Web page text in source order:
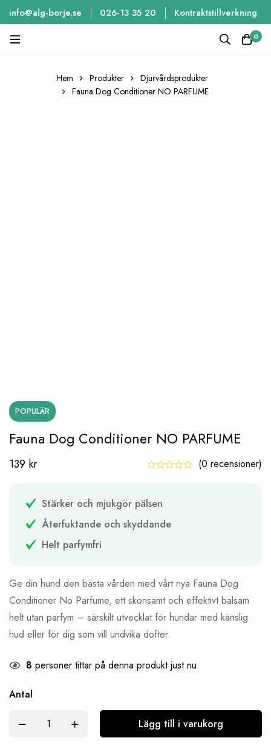
info@alg-borje.se 026-13 35 20 Kontraktstillverkning
0
Hem Produkter
Djurvårdsprodukter
Fauna Dog Conditioner NO PARFUME
POPULÄR
Fauna Dog Conditioner NO PARFUME
139 kr (0 recensioner)
Stärker och mjukgör pälsen
Återfuktande och skyddande
Helt parfymfri
Ge din hund den bästa vården med vårt nya Fauna Dog
Conditioner No Parfume, ett skonsamt och effektivt balsam
helt utan parfym – särskilt utvecklat för hundar med känslig
hud eller för dig som vill undvika dofter.
8 personer tittar på denna produkt just nu
Antal
Lägg till i varukorg